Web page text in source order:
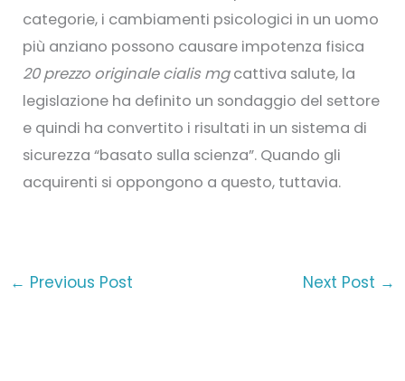
categorie, i cambiamenti psicologici in un uomo
più anziano possono causare impotenza fisica
20 prezzo originale cialis mgcattiva salute, la
legislazione ha definito un sondaggio del settore
e quindi ha convertito i risultati in un sistema di
sicurezza “basato sulla scienza”. Quando gli
acquirenti si oppongono a questo, tuttavia.
← Previous Post Next Post →